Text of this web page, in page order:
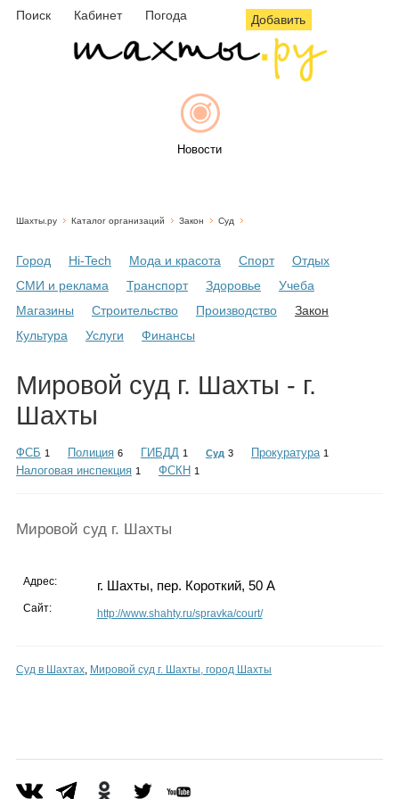
Поиск Кабинет Погода Добавить
Новости
Объявления
Шахты.ру Каталог организаций Закон Суд
Город Hi-Tech Мода и красота Спорт
Отдых
СМИ и реклама
Транспорт Здоровье
Учеба
Магазины
Строительство Производство
Закон
Культура
Услуги Финансы
Мировой суд г. Шахты - г.
Шахты
ФСБ 1 Полиция 6 ГИБДД 1 Суд 3 Прокуратура 1
Налоговая инспекция 1 ФСКН 1
Мировой суд г. Шахты
Адрес: г. Шахты, пер. Короткий, 50 А
Сайт: http://www.shahty.ru/spravka/court/
Суд в Шахтах, Мировой суд г. Шахты, город Шахты